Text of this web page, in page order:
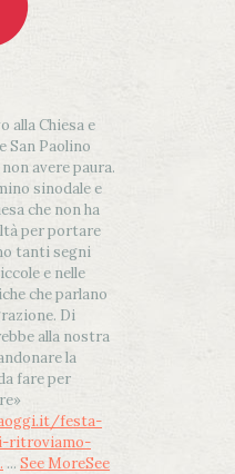
alla Chiesa e
San Paolino
avere paura.
sinodale e
che non ha
per portare
tanti segni
e nelle
che parlano
Di
alla nostra
la
fare per
festa-
ritroviamo-
... See MoreSee